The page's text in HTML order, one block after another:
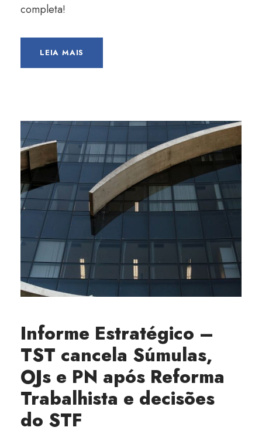
completa!
LEIA MAIS
Informe Estratégico –
TST cancela Súmulas,
OJs e PN após Reforma
Trabalhista e decisões
do STF